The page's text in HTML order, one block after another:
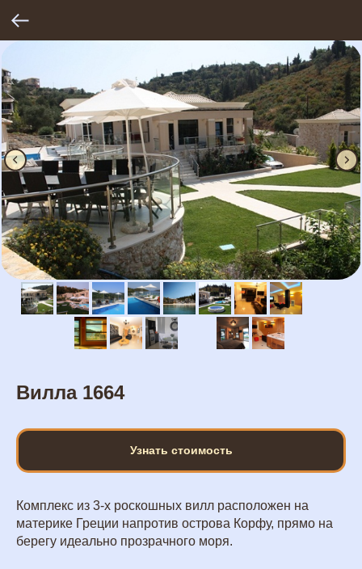
Вилла 1664
Узнать стоимость
Комплекс из 3-х роскошных вилл расположен на
материке Греции напротив острова Корфу, прямо на
берегу идеально прозрачного моря.